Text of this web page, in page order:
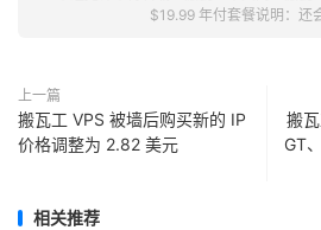
$19.99 年付套餐说明：还
上一篇
搬瓦工 VPS 被墙后购买新的 IP
价格调整为 2.82 美元
搬
GT
相关推荐